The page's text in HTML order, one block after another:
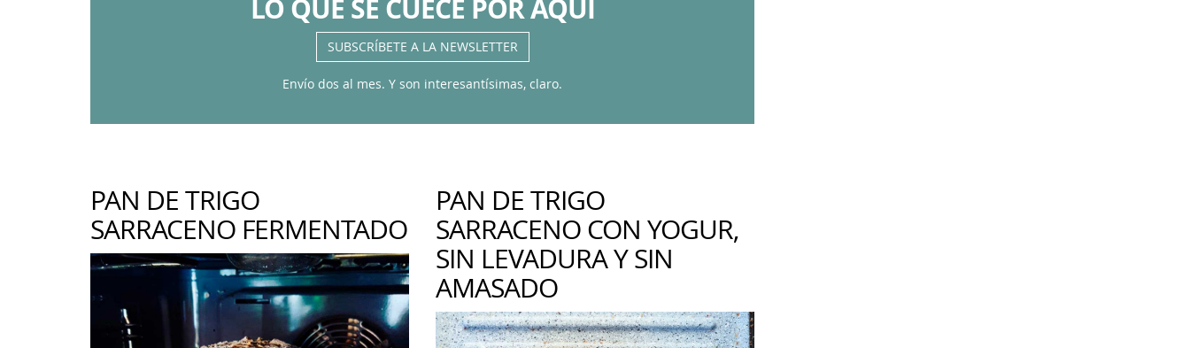
LO QUE SE CUECE POR AQUÍ
SUBSCRÍBETE A LA NEWSLETTER
Envío dos al mes. Y son interesantísimas, claro.
PAN DE TRIGO
SARRACENO FERMENTADO
PAN DE TRIGO
SARRACENO CON YOGUR,
SIN LEVADURA Y SIN
AMASADO